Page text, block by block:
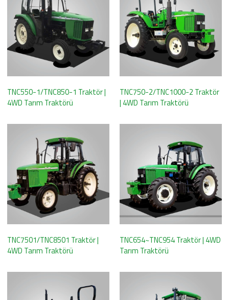
TNC550-1/TNC850-1 Traktör |
4WD Tarım Traktörü
TNC750-2/TNC1000-2 Traktör
| 4WD Tarım Traktörü
TNC7501/TNC8501 Traktör |
4WD Tarım Traktörü
TNC654~TNC954 Traktör | 4WD
Tarım Traktörü